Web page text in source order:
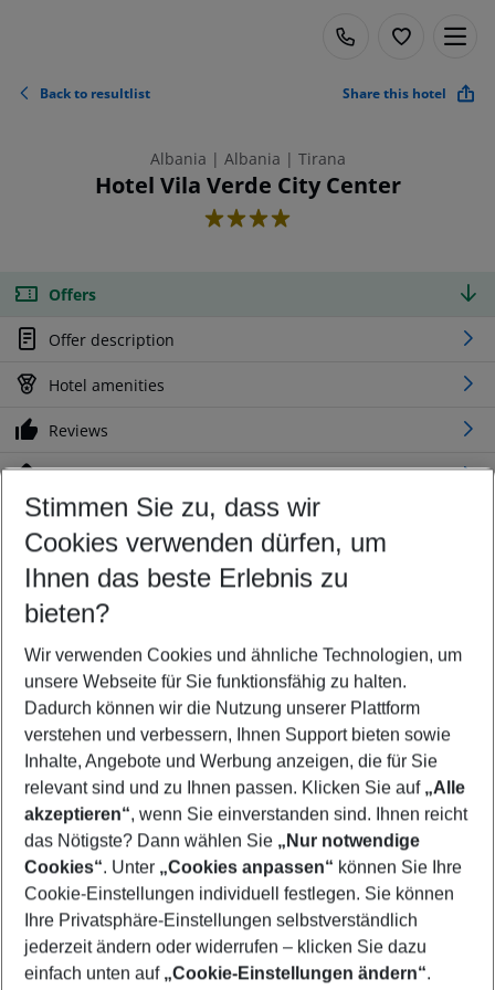
Back to resultlist Share this hotel
Albania | Albania | Tirana
Hotel Vila Verde City Center
4
Offers
Offer description
Hotel amenities
Reviews
Location
Customize your offer
Find the perfect deal which suits your best
Your departure airport
Any airport
Select your date range
09/08/26–07/08/27 5-8 nights
Who will travel
2 adults No children
Show more filter
Footer
Footer navigation
Stimmen Sie zu, dass wir
Cookies verwenden dürfen, um
Ihnen das beste Erlebnis zu
bieten?
Wir verwenden Cookies und ähnliche Technologien, um
unsere Webseite für Sie funktionsfähig zu halten.
Dadurch können wir die Nutzung unserer Plattform
verstehen und verbessern, Ihnen Support bieten sowie
Inhalte, Angebote und Werbung anzeigen, die für Sie
relevant sind und zu Ihnen passen. Klicken Sie auf „Alle
akzeptieren“, wenn Sie einverstanden sind. Ihnen reicht
das Nötigste? Dann wählen Sie „Nur notwendige
Cookies“. Unter „Cookies anpassen“ können Sie Ihre
Cookie-Einstellungen individuell festlegen. Sie können
Ihre Privatsphäre-Einstellungen selbstverständlich
jederzeit ändern oder widerrufen – klicken Sie dazu
einfach unten auf „Cookie-Einstellungen ändern“.